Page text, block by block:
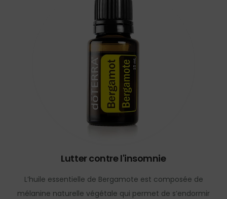
Lutter contre l'insomnie
L’huile essentielle de Bergamote est composée de
mélanine naturelle végétale qui permet de s’endormir